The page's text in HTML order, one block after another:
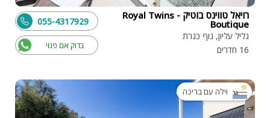
רויאל טווינס בוטיק - Royal Twins
Boutique
גליל עליון, נוף כנרת
16 חדרים
בדוק אם פנוי
055-4317929
וילה עם בריכה